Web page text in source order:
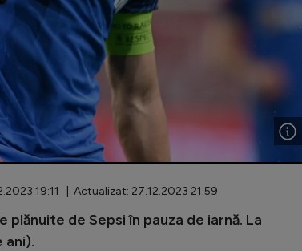
19:11 | Actualizat: 27.12.2023 21:59
de Sepsi în pauza de iarnă. La
ani).